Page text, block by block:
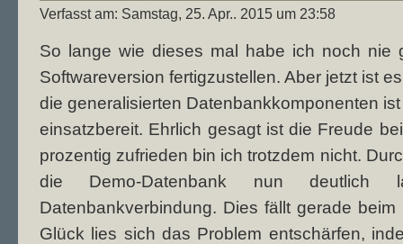
Verfasst am: Samstag, 25. Apr.. 2015 um 23:58
So lange wie dieses mal habe ich noch nie
Softwareversion fertigzustellen. Aber jetzt ist
die generalisierten Datenbankkomponenten
einsatzbereit. Ehrlich gesagt ist die Freude
prozentig zufrieden bin ich trotzdem nicht.
die Demo-Datenbank nun deutlich
Datenbankverbindung. Dies fällt gerade
Glück lies sich das Problem entschärfen,